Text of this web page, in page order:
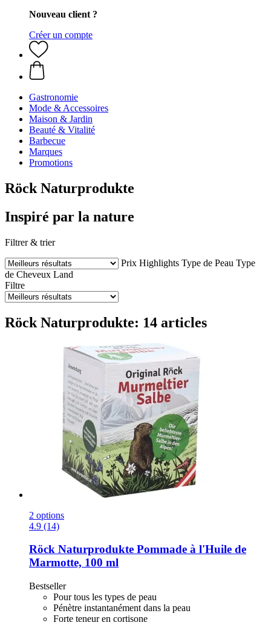
Nouveau client ?
Créer un compte
Gastronomie
Mode & Accessoires
Maison & Jardin
Beauté & Vitalité
Barbecue
Marques
Promotions
Röck Naturprodukte
Inspiré par la nature
Filtrer & trier
Prix Highlights Type de Peau Type
de Cheveux Land
Filtre
Röck Naturprodukte: 14 articles
2 options
4.9 (14)
Röck Naturprodukte Pommade à l'Huile de
Marmotte, 100 ml
Bestseller
Pour tous les types de peau
Pénètre instantanément dans la peau
Forte teneur en cortisone